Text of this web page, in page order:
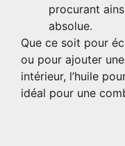
procurant
absolue.
Que ce soit pour
ou pour ajouter
intérieur, l’huile
idéal pour une